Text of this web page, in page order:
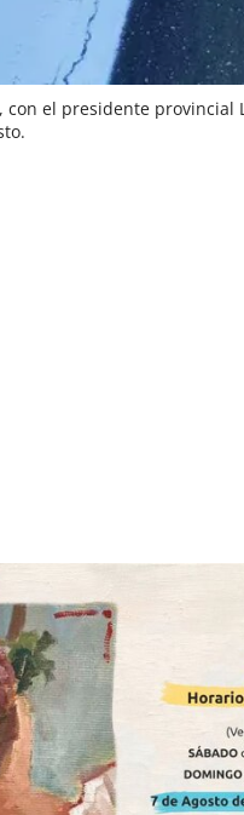
con el presidente